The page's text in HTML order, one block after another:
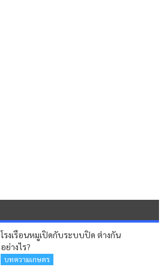
โรงเรือนหมูเปิดกับระบบปิด ต่างกัน
อย่างไร?
บทความเกษตร